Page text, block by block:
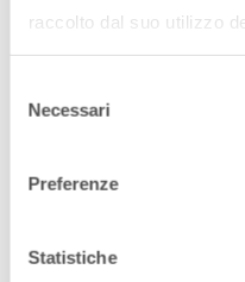
Selezione
consenso